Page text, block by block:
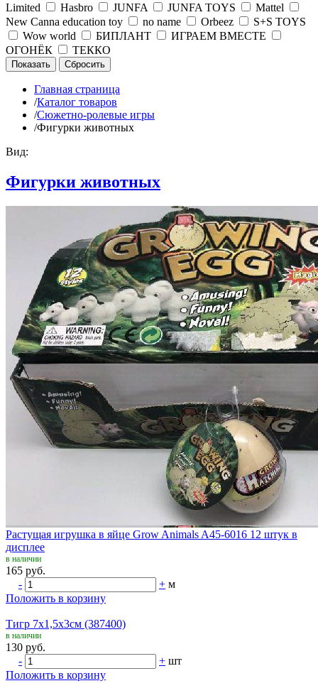
Limited
Hasbro JUNFA JUNFA TOYS
Mattel
New Canna education toy
no name Orbeez
S+S TOYS
Wow world
БИПЛАНТ
ИГРАЕМ ВМЕСТЕ
ОГОНЁК
ТЕККО
Главная страница
/Каталог товаров
/Сюжетно-ролевые игры
/Фигурки животных
Вид:
Фигурки животных
Растущая игрушка в яйце Grow Animals A45-6016 12 штук в
дисплее
в наличии
165 руб.
-
+ м
Положить в корзину
Тигр 7х1,5х3см (387400)
в наличии
130 руб.
-
+ шт
Положить в корзину